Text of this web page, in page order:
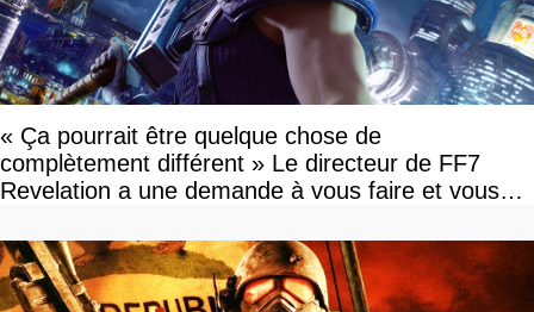
« Ça pourrait être quelque chose de
complètement différent » Le directeur de FF7
Revelation a une demande à vous faire et vous